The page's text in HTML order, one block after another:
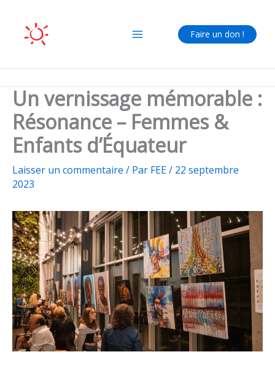
contenu
Faire un don !
Un vernissage mémorable :
Résonance – Femmes &
Enfants d’Équateur
Laisser un commentaire / Par FEE/ 22 septembre
2023